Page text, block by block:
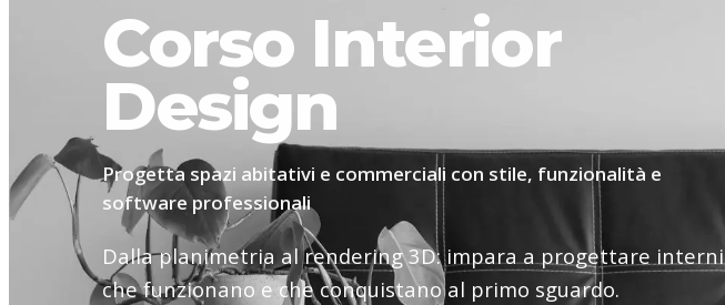
Corso Interior
Design
Progetta spazi abitativi e commerciali con stile, funzionalità e
software professionali
Dalla planimetria al rendering 3D: impara a progettare interni
che funzionano e che conquistano al primo sguardo.